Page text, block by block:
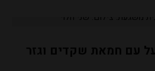
עם חמאת שקדים וגזר